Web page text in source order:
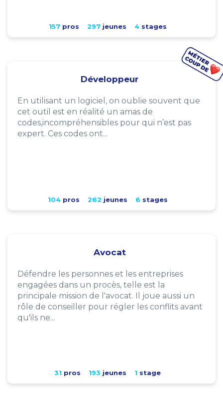
157pros 297jeunes 4stages
Développeur
En utilisant un logiciel, on oublie souvent que
cet outil est en réalité un amas de
codes,incompréhensibles pour qui n’est pas
expert. Ces codes ont...
104pros 262 jeunes 6 stages
Avocat
Défendre les personnes et les entreprises
engagées dans un procès, telle est la
principale mission de l'avocat. Il joue aussi un
rôle de conseiller pour régler les conflits avant
qu'ils ne...
31 pros 193 jeunes 1 stage